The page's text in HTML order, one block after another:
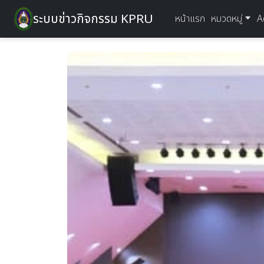
ระบบข่าวกิจกรรม KPRU หน้าแรก หมวดหมู่